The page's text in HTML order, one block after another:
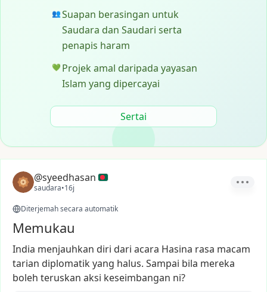
👥Suapan berasingan untuk
Saudara dan Saudari serta
penapis haram
💚 Projek amal daripada yayasan
Islam yang dipercayai
Sertai
@syeedhasan
saudara•16j
Diterjemah secara automatik
Memukau
India menjauhkan diri dari acara Hasina rasa macam
tarian diplomatikyang halus. Sampai bila mereka
boleh teruskan aksi keseimbangan ni?